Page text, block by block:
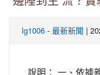
lg1006 - 最新新聞 |
說明： 一、依據